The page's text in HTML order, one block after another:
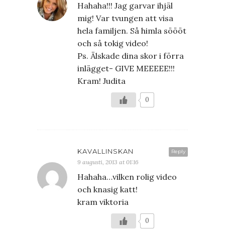
Hahaha!!! Jag garvar ihjäl
mig! Var tvungen att visa
hela familjen. Så himla söööt
och så tokig video!
Ps. Älskade dina skor i förra
inlägget- GIVE MEEEEE!!!
Kram! Judita
0
Reply
KAVALLINSKAN
9 augusti, 2013 at 01:16
Hahaha…vilken rolig video
och knasig katt!
kram viktoria
0